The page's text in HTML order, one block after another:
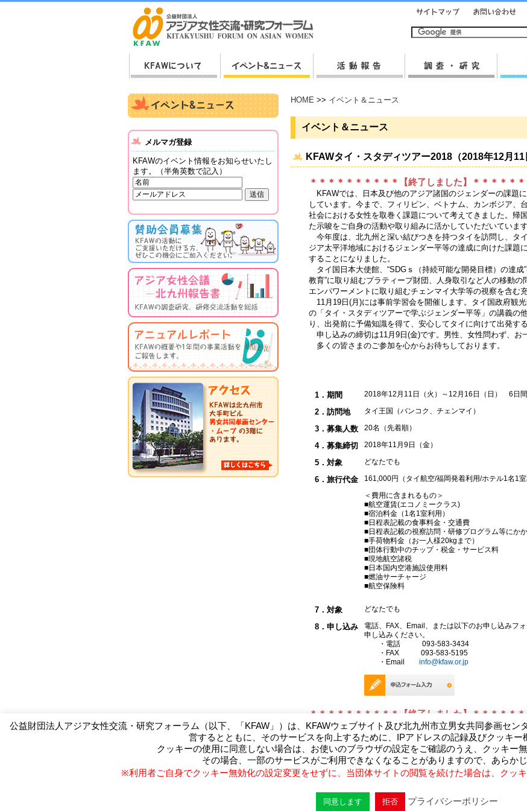
HOME >> イベント＆ニュース
イベント＆ニュース
KFAWタイ・スタディツアー2018（2018年12月11
＊＊＊＊＊＊＊＊＊＊【終了しました】＊＊＊＊＊＊
KFAWでは、日本及び他のアジア諸国のジェンダーの課題
しています。今まで、フィリピン、ベトナム、カンボジア、
社会における女性を取巻く課題について考えてきました。帰
た示唆をご自身の活動や取り組みに活かしていただいています
今年度は、北九州と深い結びつきを持つタイを訪問し、タ
ジア太平洋地域におけるジェンダー平等の達成に向けた課題
することになりました。
タイ国日本大使館、“SDGｓ（持続可能な開発目標）の達成
教育”に取り組むプラティープ財団、人身取引など人の移動
エンパワーメントに取り組むチェンマイ大学等の視察を含む
11月19日(月)には事前学習会を開催します。タイ国政府観
の「タイ・スタディツアーで学ぶジェンダー平等」の講義の
り、出発前に予備知識を得て、安心してタイに向けて出発す
申し込みの締切は11月9日(金)です。男性、女性問わず、お
多くの皆さまのご参加を心からお待ちしております。
1．期間 2018年12月11日（火）～12月16日（日） 6日間
2．訪問地 タイ王国（バンコク、チェンマイ）
3．募集人数 20名（先着順）
4．募集締切 2018年11月9日（金）
5．対象 どなたでも
6．旅行代金 161,000円（タイ航空/福岡発着利用/ホテル1名1室
＜費用に含まれるもの＞
■航空運賃(エコノミークラス)
■宿泊料金（1名1室利用）
■日程表記載の食事料金・交通費
■日程表記載の視察訪問・研修プログラム等にか
■手荷物料金（お一人様20kgまで）
■団体行動中のチップ・税金・サービス料
■現地航空諸税
■日本国内空港施設使用料
■燃油サーチャージ
■航空保険料
7．対象 どなたでも
8．申し込み
電話、FAX、Email、または以下のお申し込みフ
申し込みください。
・電話 093-583-3434
・FAX 093-583-5195
・Email info@kfaw.or.jp
＊＊＊＊＊＊＊＊＊＊【終了しました】＊＊＊＊＊＊
メルマガ登録
KFAWのイベント情報をお知らせいたし
ます。（半角英数で記入）
（公財）アジア女性交流・研究フォーラム
Kitakyushu Forum on Asian Women
〒803-0814 北九州市小倉北区大手町11-4北九州市大手町ビル3F
公益財団法人アジア女性交流・研究フォーラム（以下、「KFAW」）は、KFAWウェブサイト及び北九州市立男女共同参画セ
営するとともに、そのサービスを向上するために、IPアドレスの記録及びクッキー
クッキーの使用に同意しない場合は、お使いのブラウザの設定をご確認のうえ、クッキー
その場合、一部のサービスがご利用できなくなることがありますので、あらかじ
※利用者ご自身でクッキー無効化の設定変更をせずに、当団体サイトの閲覧を続けた場合は、クッ
同意します 拒否 プライバシーポリシー